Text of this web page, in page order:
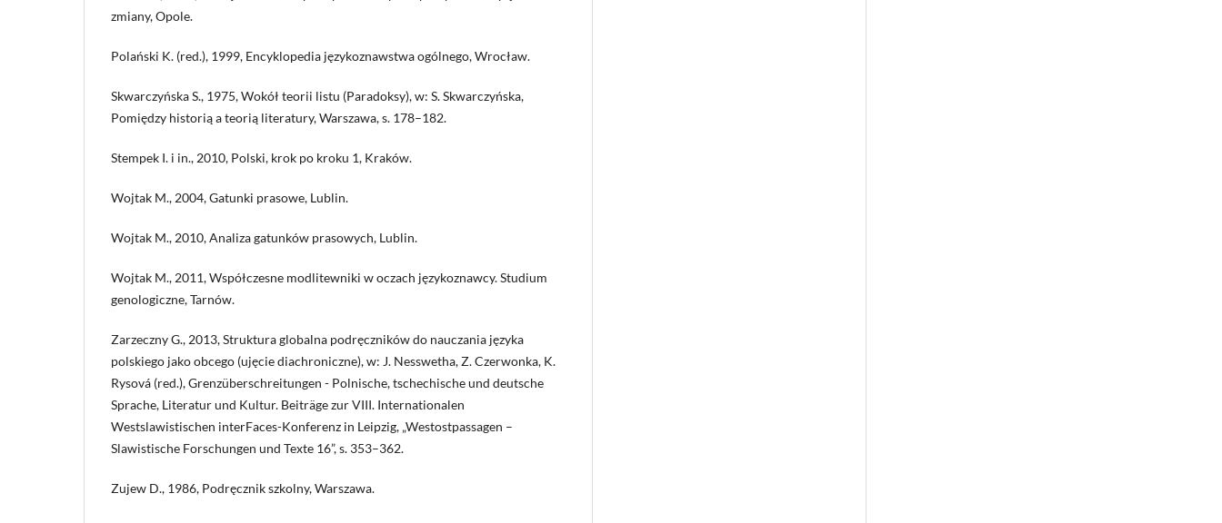
zmiany, Opole.
Polański K. (red.), 1999, Encyklopedia językoznawstwa ogólnego, Wrocław.
Skwarczyńska S., 1975, Wokół teorii listu (Paradoksy), w: S. Skwarczyńska,
Pomiędzy historią a teorią literatury, Warszawa, s. 178–182.
Stempek I. i in., 2010, Polski, krok po kroku 1, Kraków.
Wojtak M., 2004, Gatunki prasowe, Lublin.
Wojtak M., 2010, Analiza gatunków prasowych, Lublin.
Wojtak M., 2011, Współczesne modlitewniki w oczach językoznawcy. Studium
genologiczne, Tarnów.
Zarzeczny G., 2013, Struktura globalna podręczników do nauczania języka
polskiego jako obcego (ujęcie diachroniczne), w: J. Nesswetha, Z. Czerwonka, K.
Rysová (red.), Grenzüberschreitungen - Polnische, tschechische und deutsche
Sprache, Literatur und Kultur. Beiträge zur VIII. Internationalen
Westslawistischen interFaces-Konferenz in Leipzig, „Westostpassagen –
Slawistische Forschungen und Texte 16”, s. 353–362.
Zujew D., 1986, Podręcznik szkolny, Warszawa.